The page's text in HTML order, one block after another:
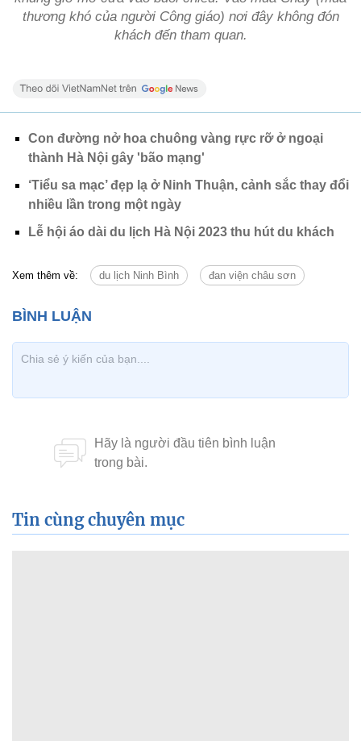
thương khó của người Công giáo) nơi đây không đón
khách đến tham quan.
Con đường nở hoa chuông vàng rực rỡ ở ngoại
thành Hà Nội gây 'bão mạng'
‘Tiểu sa mạc’ đẹp lạ ở Ninh Thuận, cảnh sắc thay đổi
nhiều lần trong một ngày
Lễ hội áo dài du lịch Hà Nội 2023 thu hút du khách
Xem thêm về: du lịch Ninh Bình đan viện châu sơn
Tin cùng chuyên mục